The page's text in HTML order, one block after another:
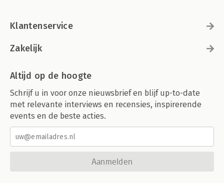
Klantenservice
Zakelijk
Altijd op de hoogte
Schrijf u in voor onze nieuwsbrief en blijf up-to-date
met relevante interviews en recensies, inspirerende
events en de beste acties.
Aanmelden